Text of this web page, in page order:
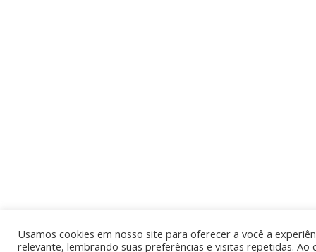
Usamos cookies em nosso site para oferecer a você a
relevante, lembrando suas preferências e visitas repetidas. Ao